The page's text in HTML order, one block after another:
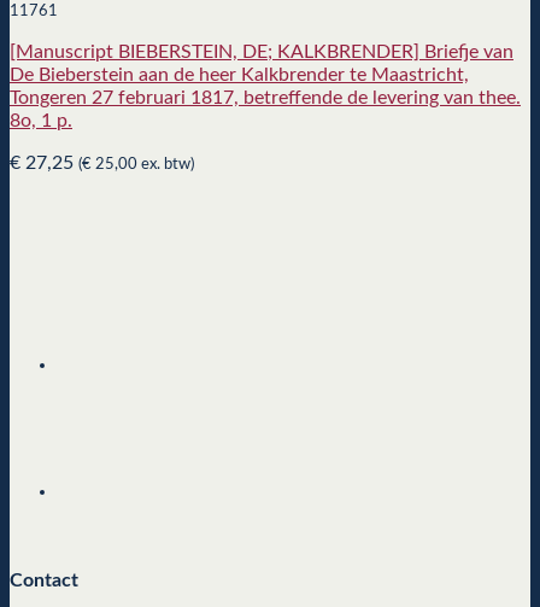
11761
[Manuscript BIEBERSTEIN, DE; KALKBRENDER] Briefje van
De Bieberstein aan de heer Kalkbrender te Maastricht,
Tongeren 27 februari 1817, betreffende de levering van thee.
8o, 1 p.
€ 27,25 (€ 25,00 ex. btw)
Contact